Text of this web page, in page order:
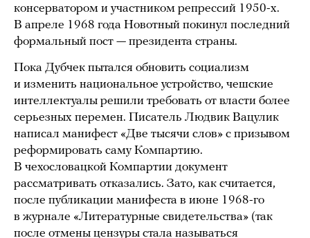
консерватором и участником репрессий 1950-х.
В апреле 1968 года Новотный покинул последний
формальный пост — президента страны.
Пока Дубчек пытался обновить социализм
и изменить национальное устройство, чешские
интеллектуалы решили требовать от власти более
серьезных перемен. Писатель Людвик Вацулик
написал манифест «Две тысячи слов» с призывом
реформировать саму Компартию.
В чехословацкой Компартии документ
рассматривать отказались. Зато, как считается,
после публикации манифеста в июне 1968-го
в журнале «Литературные свидетельства» (так
после отмены цензуры стала называться